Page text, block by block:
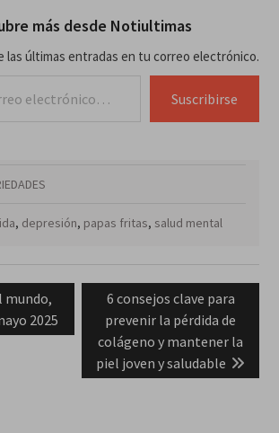
más desde Notiultimas
las últimas entradas en tu correo electrónico.
Suscribirse
, depresión, papas fritas, salud mental
mundo,
2025
Next
post:
6 consejos clave para
prevenir la pérdida de
colágeno y mantener la
piel joven y saludable